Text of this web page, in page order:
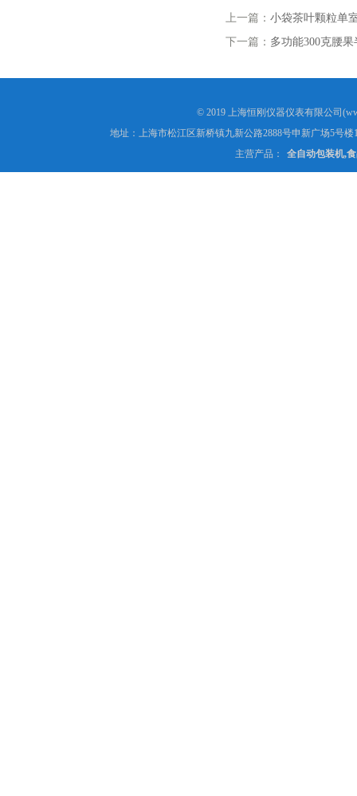
上一篇： 小袋茶叶颗粒单
下一篇： 多功能300克腰
© 2019 上海恒刚仪器仪表有限公司
地址：上海市松江区新桥镇九新公路2888号申新广场5号楼
主营产品：
全自动包装机,